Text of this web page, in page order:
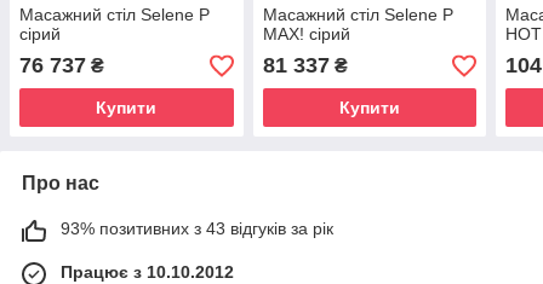
Масажний стіл Selene P
сірий
76 737 ₴
Купити
Масажний стіл Selene P
MAX! сірий
81 337₴
Купити
Про нас
93% позитивних з 43 відгуків за рік
Працює з 10.10.2012